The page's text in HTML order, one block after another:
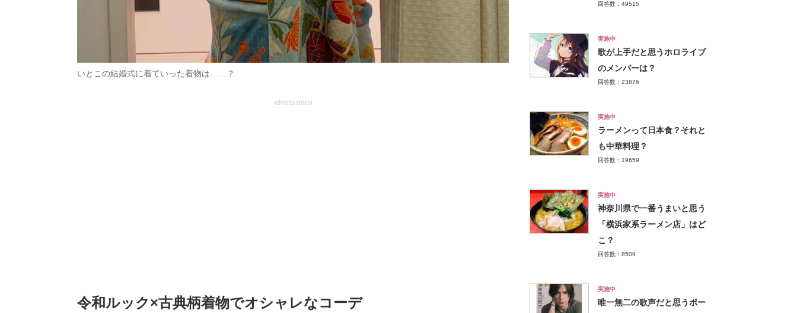
いとこの結婚式に着ていった着物は……？
advertisement
令和ルック×古典柄着物でオシャレなコーデ
回答数：49515
実施中
歌が上手だと思うホロライブ
のメンバーは？
回答数：23876
実施中
ラーメンって日本食？それと
も中華料理？
回答数：19659
実施中
神奈川県で一番うまいと思う
「横浜家系ラーメン店」はど
こ？
回答数：8509
実施中
唯一無二の歌声だと思うボー